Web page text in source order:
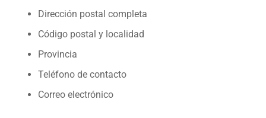
Dirección postal completa
Código postal y localidad
Provincia
Teléfono de contacto
Correo electrónico